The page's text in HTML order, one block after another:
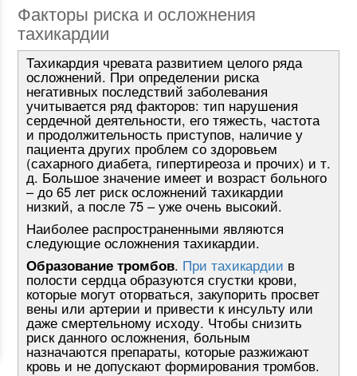
Факторы риска и осложнения
тахикардии
Тахикардия чревата развитием целого ряда
осложнений. При определении риска
негативных последствий заболевания
учитывается ряд факторов: тип нарушения
сердечной деятельности, его тяжесть, частота
и продолжительность приступов, наличие у
пациента других проблем со здоровьем
(сахарного диабета, гипертиреоза и прочих) и т.
д. Большое значение имеет и возраст больного
– до 65 лет риск осложнений тахикардии
низкий, а после 75 – уже очень высокий.
Наиболее распространенными являются
следующие осложнения тахикардии.
Образование тромбов. При тахикардии в
полости сердца образуются сгустки крови,
которые могут оторваться, закупорить просвет
вены или артерии и привести к инсульту или
даже смертельному исходу. Чтобы снизить
риск данного осложнения, больным
назначаются препараты, которые разжижают
кровь и не допускают формирования тромбов.